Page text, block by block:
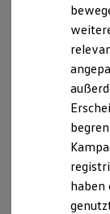
Marke und
R
Ab
Die
Mitte
ID. Cross
haben